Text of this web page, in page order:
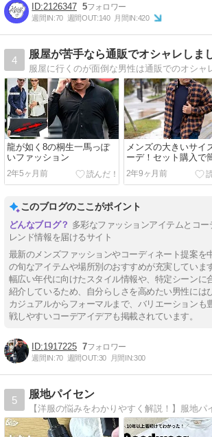
2126347 5
週間IN:70 週間OUT:140 月間IN:420
4
服屋が苦手なら通販でオシャレしま
服屋に行くのが面倒な男性は通販でのオシャ
龍が如く8の桐生一馬っぽ
いファッション
2年5ヶ月前
メンズの大きいサイ
ーデ！セット購入で
しゃれ
2年9ヶ月前
このブログのここがポイント
多彩なファッションアイテムとコ
レンド情報を届けるサイト
最新のメンズファッションやコーディネート提案を
の旬なアイテムや場所別のおすすめが充実していま
幅広い年代に向けたスタイル情報や、特定シーンに
紹介しているため、自分らしさを高めたい男性には
カジュアルからフォーマルまで、バリエーションも
戦しやすいコーデアイデアも掲載されています。
1917225 7
週間IN:70 週間OUT:30 月間IN:300
5
服地パイセン